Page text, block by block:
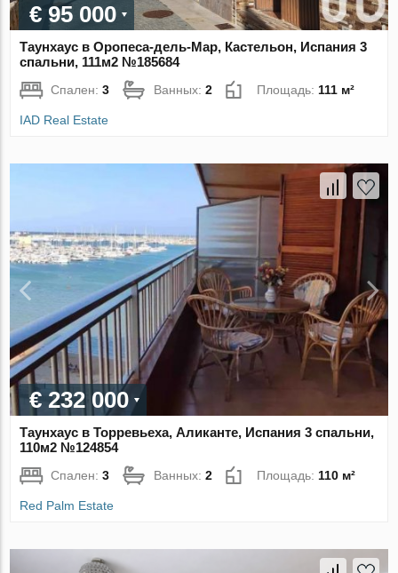
€ 95 000
Таунхаус в Оропеса-дель-Мар, Кастельон, Испания 3
спальни, 111м2 №185684
Спален:3 Ванных:2 Площадь:111 м²
IAD Real Estate
€ 232 000
Таунхаус в Торревьеха, Аликанте, Испания 3 спальни,
110м2 №124854
Спален:3 Ванных:2 Площадь: 110 м²
Red Palm Estate